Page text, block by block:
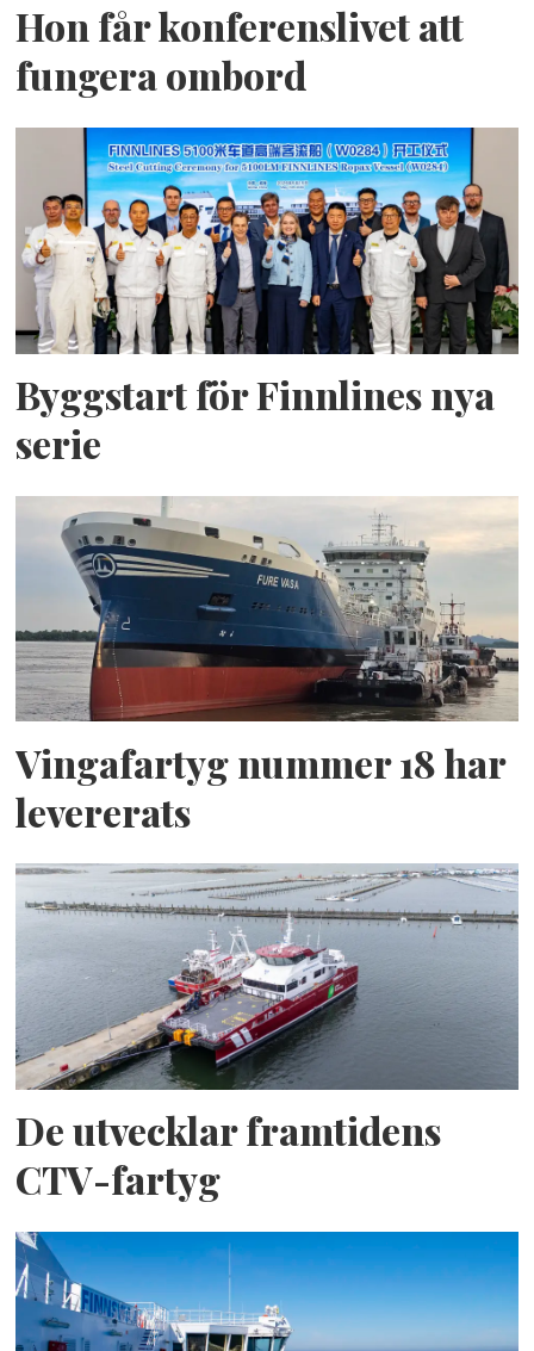
Hon får konferenslivet att
fungera ombord
Byggstart för Finnlines nya
serie
Vingafartyg nummer 18 har
levererats
De utvecklar framtidens
CTV-fartyg